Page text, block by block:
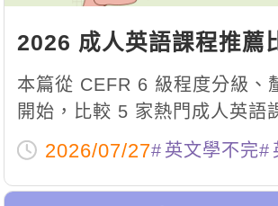
TOEFL 托福課程
旅遊英文
基礎字彙
ECAM
Let's Talk
西班牙語
外語即時通
企業訓練
點讀筆教材
數位學習教材
Recruiting
2026 成人英語課程推薦
英文補習班、CEFR 分
南
本篇從 CEFR 6 級程度分級、
開始，比較 5 家熱門成人英語
班的教學特色、班型與適合對
習 vs 自學的判斷依據、四大能
指南與常見問題 FAQ，幫你在
2026/07/27 英文學不完